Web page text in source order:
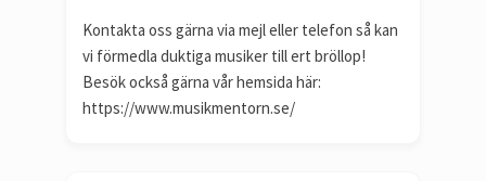
Kontakta oss gärna via mejl eller telefon så kan
vi förmedla duktiga musiker till ert bröllop!
Besök också gärna vår hemsida här:
https://www.musikmentorn.se/